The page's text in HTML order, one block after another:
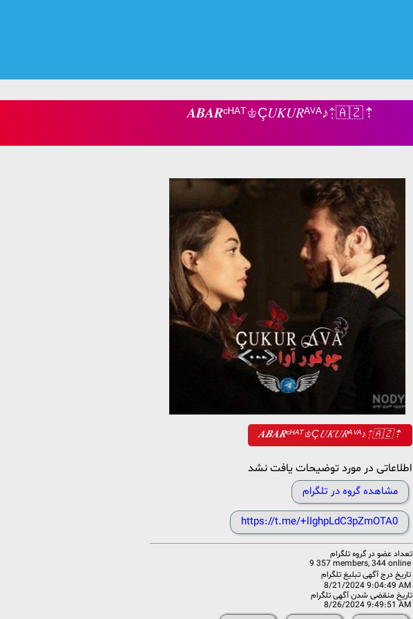
𝑨𝑩𝑨𝑹ᶜᴴᴬᵀ♔Ç𝑈𝐾𝑈𝑅ᴬⱽᴬ‌♪⇡🇦🇿⇡
𝑨𝑩𝑨𝑹ᶜᴴᴬᵀ♔Ç𝑈𝐾𝑈𝑅ᴬⱽᴬ‌♪⇡🇦🇿⇡
اطلاعاتی در مورد توضیحات یافت نشد
مشاهده گروه در تلگرام
https://t.me/+lIghpLdC3pZmOTA0
تعداد عضو در گروه تلگرام
9 357 members, 344 online
تاریخ درج آگهی تبلیغ تلگرام
8/21/2024 9:04:49 AM
تاریخ منقضی شدن آگهی تلگرام
8/26/2024 9:49:51 AM